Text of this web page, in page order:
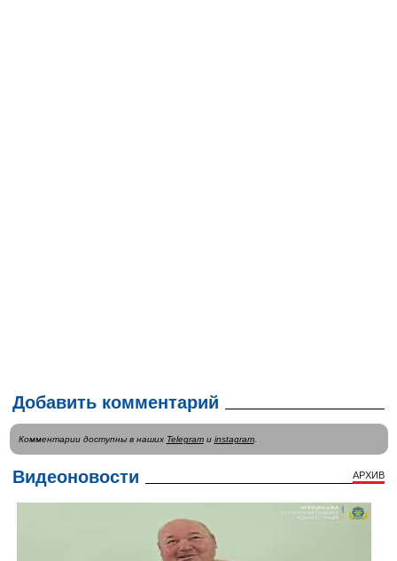
Добавить комментарий
Комментарии доступны в наших Telegramи instagram.
Видеоновости АРХИВ